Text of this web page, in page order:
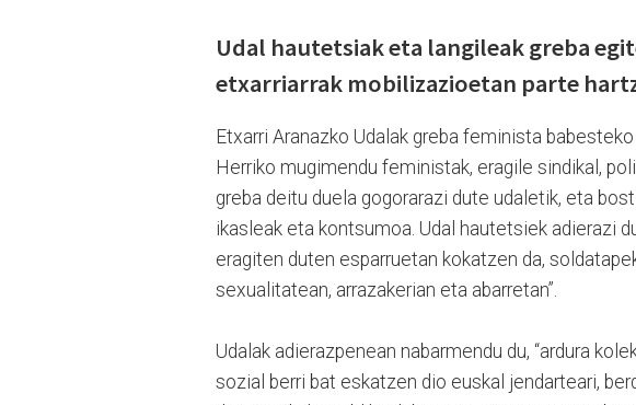
Udal hautetsiak eta langileak greba
etxarriarrak mobilizazioetan parte
Etxarri Aranazko Udalak greba feminista
Herriko mugimendu feministak, eragile sindikal,
greba deitu duela gogorarazi dute udaletik, eta
ikasleak eta kontsumoa. Udal hautetsiek adierazi
eragiten duten esparruetan kokatzen da,
sexualitatean, arrazakerian eta abarretan”.
Udalak adierazpenean nabarmendu du, “ardura
sozial berri bat eskatzen dio euskal jendarteari,